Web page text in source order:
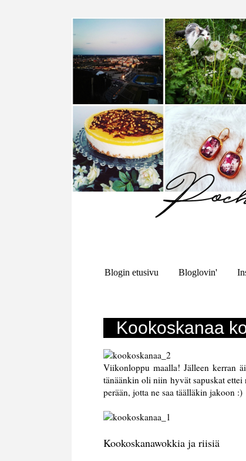
Blogin etusivu Bloglovin'
Kookoskanaa
Viikonloppu maalla! Jälleen kerran
tänäänkin oli niin hyvät sapuskat
perään, jotta ne saa täälläkin jakoon :)
Kookoskanawokkia ja riisiä